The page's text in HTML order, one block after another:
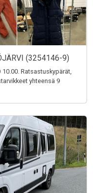
(3254146-9)
10.00. Ratsastuskypärät,
yhteensä 9